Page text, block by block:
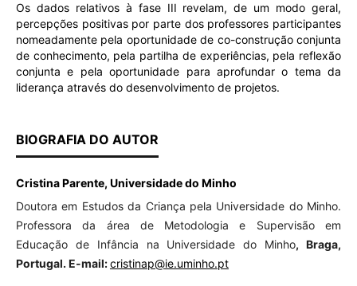
Os dados relativos à fase III revelam, de um modo geral,
percepções positivas por parte dos professores participantes
nomeadamente pela oportunidade de co-construção conjunta
de conhecimento, pela partilha de experiências, pela reflexão
conjunta e pela oportunidade para aprofundar o tema da
liderança através do desenvolvimento de projetos.
BIOGRAFIA DO AUTOR
Cristina Parente, Universidade do Minho
Doutora em Estudos da Criança pela Universidade do Minho.
Professora da área de Metodologia e Supervisão em
Educação de Infância na Universidade do Minho, Braga,
Portugal. E-mail:cristinap@ie.uminho.pt